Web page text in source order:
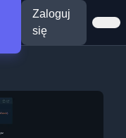
Zaloguj
się